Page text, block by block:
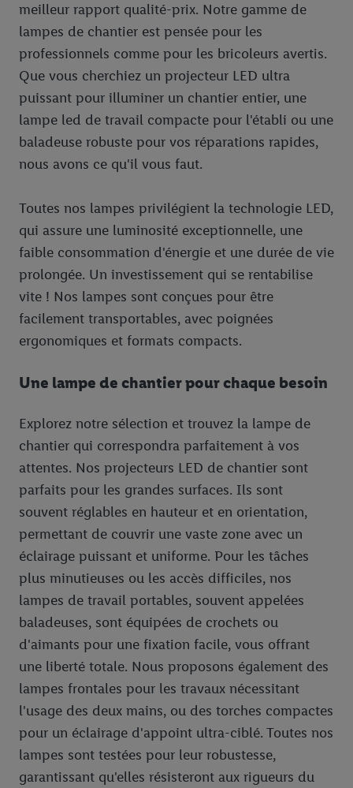
meilleur rapport qualité-prix. Notre gamme de
lampes de chantier est pensée pour les
professionnels comme pour les bricoleurs avertis.
Que vous cherchiez un projecteur LED ultra
puissant pour illuminer un chantier entier, une
lampe led de travail compacte pour l'établi ou une
baladeuse robuste pour vos réparations rapides,
nous avons ce qu'il vous faut.
Toutes nos lampes privilégient la technologie LED,
qui assure une luminosité exceptionnelle, une
faible consommation d'énergie et une durée de vie
prolongée. Un investissement qui se rentabilise
vite ! Nos lampes sont conçues pour être
facilement transportables, avec poignées
ergonomiques et formats compacts.
Une lampe de chantier pour chaque besoin
Explorez notre sélection et trouvez la lampe de
chantier qui correspondra parfaitement à vos
attentes. Nos projecteurs LED de chantier sont
parfaits pour les grandes surfaces. Ils sont
souvent réglables en hauteur et en orientation,
permettant de couvrir une vaste zone avec un
éclairage puissant et uniforme. Pour les tâches
plus minutieuses ou les accès difficiles, nos
lampes de travail portables, souvent appelées
baladeuses, sont équipées de crochets ou
d'aimants pour une fixation facile, vous offrant
une liberté totale. Nous proposons également des
lampes frontales pour les travaux nécessitant
l'usage des deux mains, ou des torches compactes
pour un éclairage d'appoint ultra-ciblé. Toutes nos
lampes sont testées pour leur robustesse,
garantissant qu'elles résisteront aux rigueurs du